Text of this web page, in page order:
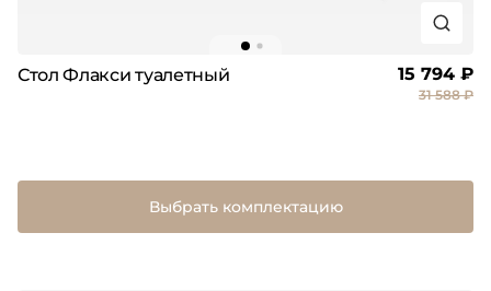
Стол Флакси туалетный 15 794 ₽
31 588 ₽
Выбрать комплектацию